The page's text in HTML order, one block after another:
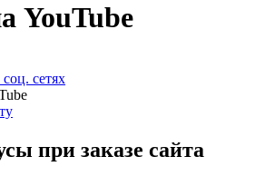
YouTube
сетях
при заказе сайта